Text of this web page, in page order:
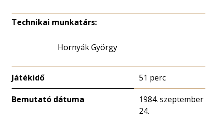
Technikai munkatárs:
Hornyák György
Játékidő 51 perc
Bemutató dátuma
1984. szeptember
24.